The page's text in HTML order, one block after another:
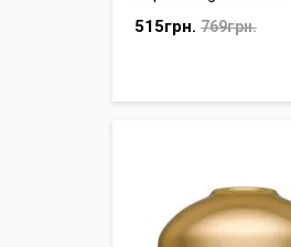
515грн. 769грн.